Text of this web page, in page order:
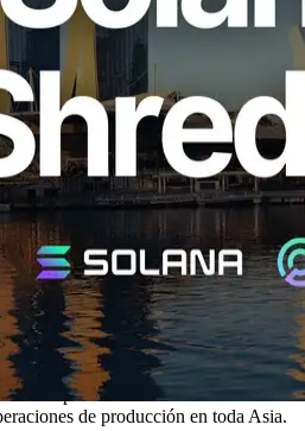
se está acelerando. Singapur es el
de la región, ofreciendo
que permiten una amplia cobertura
a ciudades importantes como
Mumbai, y como punto de aterrizaje
Singapur desempeña un papel
internacional.
la razón por la cual las instituciones
de cloud han establecido
el país.
de Solana del año pasado,
pone de relieve aún más su
de ecosistemas.
alto rendimiento en esta ubicación
para servir tanto a los
de producción en toda Asia.